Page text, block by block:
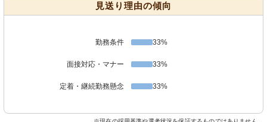
見送り理由の傾向
勤務条件 33%
面接対応・マナー 33%
定着・継続勤務懸念 33%